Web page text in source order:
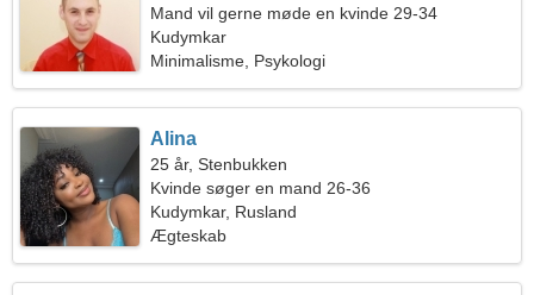
Mand vil gerne møde en kvinde 29-34
Kudymkar
Minimalisme, Psykologi
Alina
25 år, Stenbukken
Kvinde søger en mand 26-36
Kudymkar, Rusland
Ægteskab